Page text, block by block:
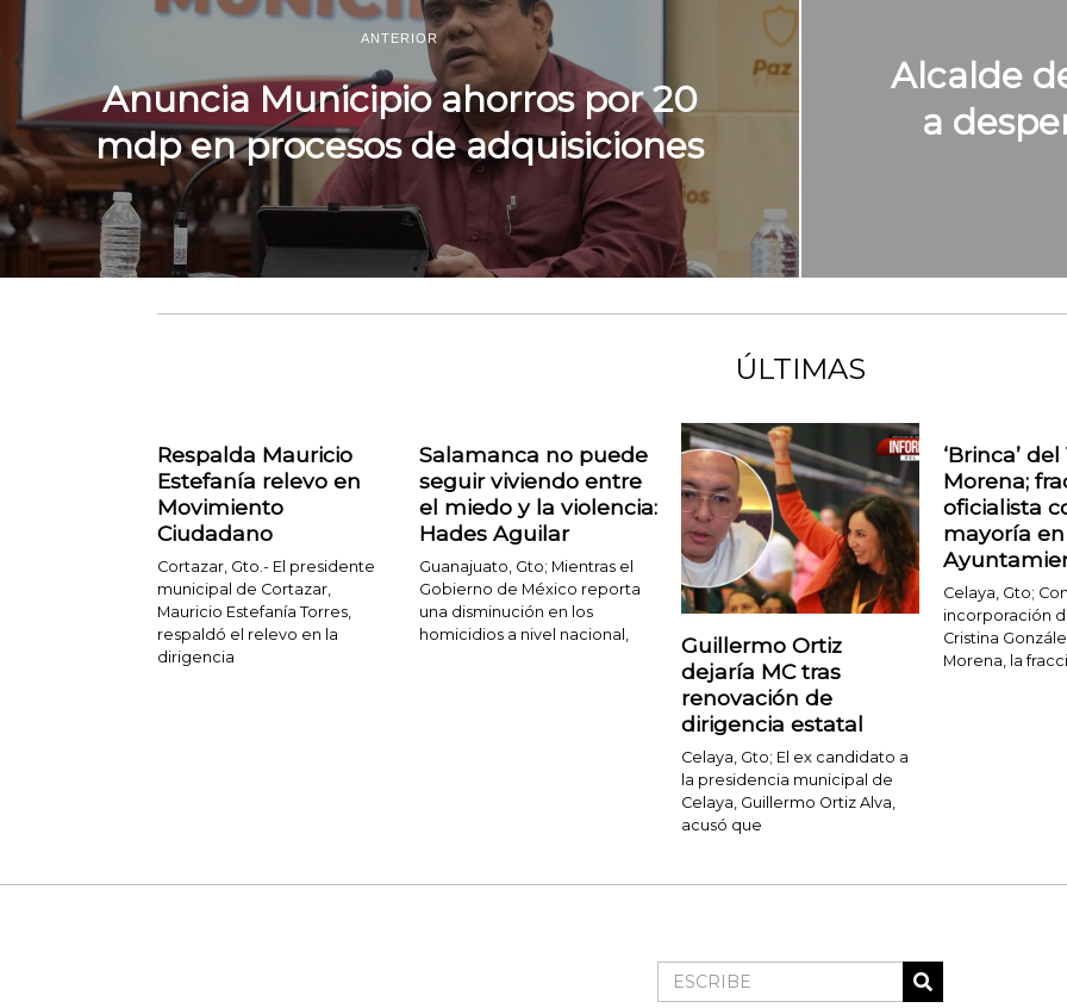
ANTERIOR
Anuncia Municipio ahorros por 20
mdp en procesos de adquisiciones
Alcalde
a
ÚLTIMAS
Respalda Mauricio
Estefanía relevo en
Movimiento
Ciudadano
Cortazar, Gto.- El presidente
municipal de Cortazar,
Mauricio Estefanía Torres,
respaldó el relevo en la
dirigencia
Salamanca no puede
seguir viviendo entre
el miedo y la violencia:
Hades Aguilar
Guanajuato, Gto; Mientras el
Gobierno de México reporta
una disminución en los
homicidios a nivel nacional,
Guillermo Ortiz
dejaría MC tras
renovación de
dirigencia estatal
Celaya, Gto; El ex candidato a
la presidencia municipal de
Celaya, Guillermo Ortiz Alva,
acusó que
‘Brinca’
Morena;
oficialista
mayoría en
Celaya, Gto;
incorporación
Cristina
Morena, la